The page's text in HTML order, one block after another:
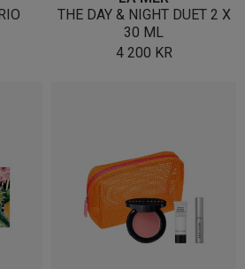
THE DAY & NIGHT DUET 2 X
30 ML
4 200 KR